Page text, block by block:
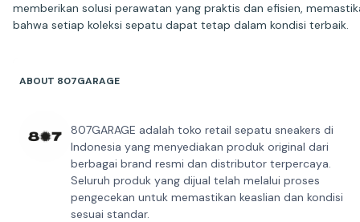
memberikan solusi perawatan yang praktis dan efisien,
ABOUT 807GARAGE
807GARAGE adalah toko retail sepatu sneakers di
Indonesia yang menyediakan produk original dari
berbagai brand resmi dan distributor terpercaya.
Seluruh produk yang dijual telah melalui proses
pengecekan untuk memastikan keaslian dan kondisi
sesuai standar.